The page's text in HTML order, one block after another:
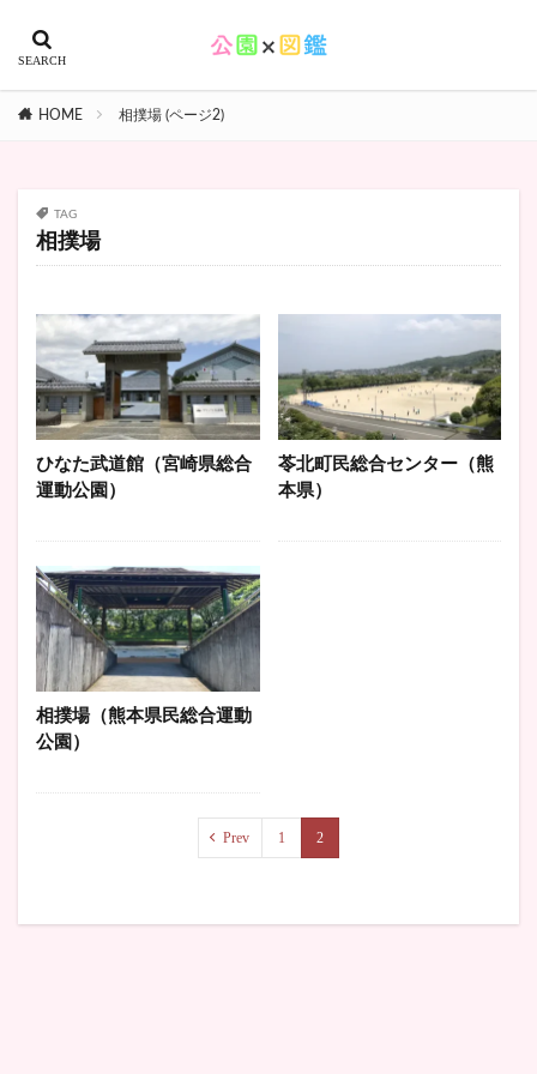
HOME 相撲場 (ページ2)
TAG
相撲場
ひなた武道館（宮崎県総合
運動公園）
苓北町民総合センター（熊
本県）
相撲場（熊本県民総合運動
公園）
Prev 1 2